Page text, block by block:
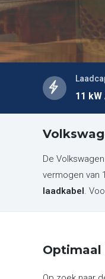
11 kW
De
vermogen van
laadkabel.
Optimaal